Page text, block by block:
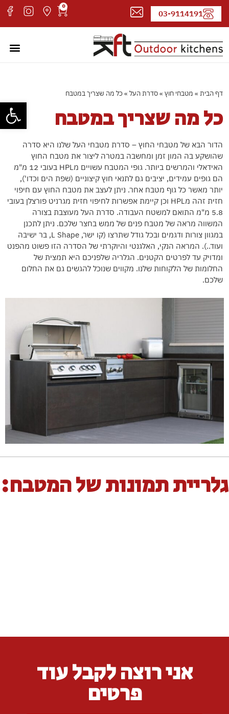
פתח
03-9114191
0
דף הבית » מטבחי חוץ »סדרת העל »כל מה שצריך במטבח
כל מה שצריך במטבח
הדור הבא של מטבחי החוץ – סדרת מטבחי העל שלנו היא סדרה
שהושקע בה המון זמן ומחשבה במטרה ליצור את מטבח החוץ
האידאלי והמרשים ביותר. גופי המטבח עשויים מHPL בעובי 12 מ"מ
הם גופים עמידים, יציבים גם לתנאי חוץ קיצוניים (שפת הים וכדו'),
יותר מאשר כל גוף מטבח אחר. ניתן לעצב את מטבח החוץ עם חיפוי
חזית זהה מHPL וכן קיימת אפשרות לחיפוי חזית מגרניט פורצלן בעובי
5.8 מ"מ התואם למשטח העבודה. סדרת העל מעוצבת בצורה
המשווה מראה של מטבח פנים של ממש בחצר שלכם. ניתן לתכנן
במגוון צורות ודגמים ובכל גודל שתרצו (קו ישר, L Shape, בר ישיבה
ועוד..). המראה הנקי, האלגנטי והיוקרתי של הסדרה הזו פשוט מהפנט
ומדויק עד לפרטים הקטנים. הגלריה שלפניכם היא תמצית של
החלומות של הלקוחות שלנו. מקווים שנוכל להגשים גם את החלום
שלכם.
גלריית תמונות של המטבח:
אני רוצה לקבל עוד
פרטים